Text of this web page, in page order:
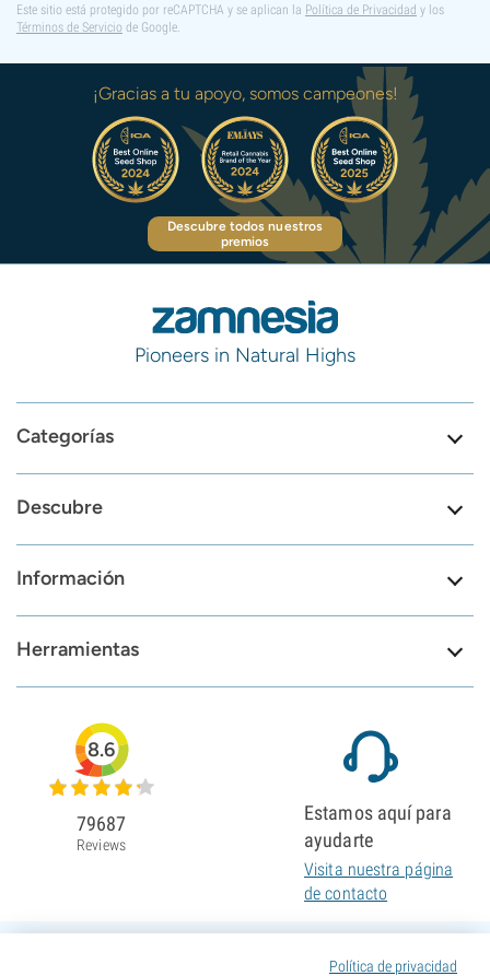
Este sitio está protegido por reCAPTCHA y se aplican la Política de Privacidad y los
Términos de Servicio de Google.
¡Gracias a tu apoyo, somos campeones!
Descubre todos nuestros
premios
Pioneers in Natural Highs
Categorías
Descubre
Información
Herramientas
Política de privacidad
8.6
79687
Reviews
Estamos aquí para
ayudarte
Visita nuestra página
de contacto